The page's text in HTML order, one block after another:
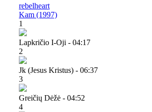
rebelheart
Kam (1997)
1
Lapkričio I-Oji - 04:17
2
Jk (jesus Kristus) - 06:37
3
Greičių Dėžė - 04:52
4